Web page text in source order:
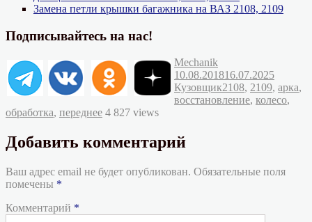
Замена петли крышки багажника на ВАЗ 2108, 2109
Подписывайтесь на нас!
Автор
MechanikОпубликовано
10.08.201816.07.2025
КузовщикМетки
2108, 2109, арка,
восстановление, колесо,
обработка, переднее 4 827 views
Добавить комментарий
Ваш адрес email не будет опубликован. Обязательные поля
помечены *
Комментарий *